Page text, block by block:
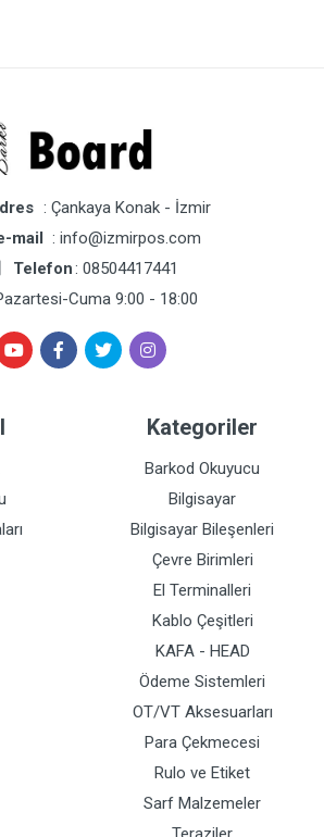
: Çankaya Konak - İzmir
mail : info@izmirpos.com
Telefon: 08504417441
Cuma 9:00 - 18:00
Kategoriler
Barkod Okuyucu
Bilgisayar
Bilgisayar Bileşenleri
Çevre Birimleri
El Terminalleri
Kablo Çeşitleri
KAFA - HEAD
Ödeme Sistemleri
OT/VT Aksesuarları
Para Çekmecesi
Rulo ve Etiket
Sarf Malzemeler